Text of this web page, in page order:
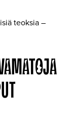
teoksia –